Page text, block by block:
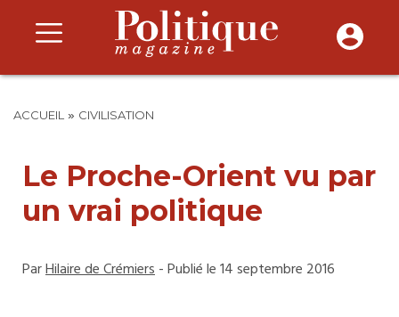
ACCUEIL » CIVILISATION
Le Proche-Orient vu par
un vrai politique
ParHilaire de Crémiers- Publié le 14 septembre 2016